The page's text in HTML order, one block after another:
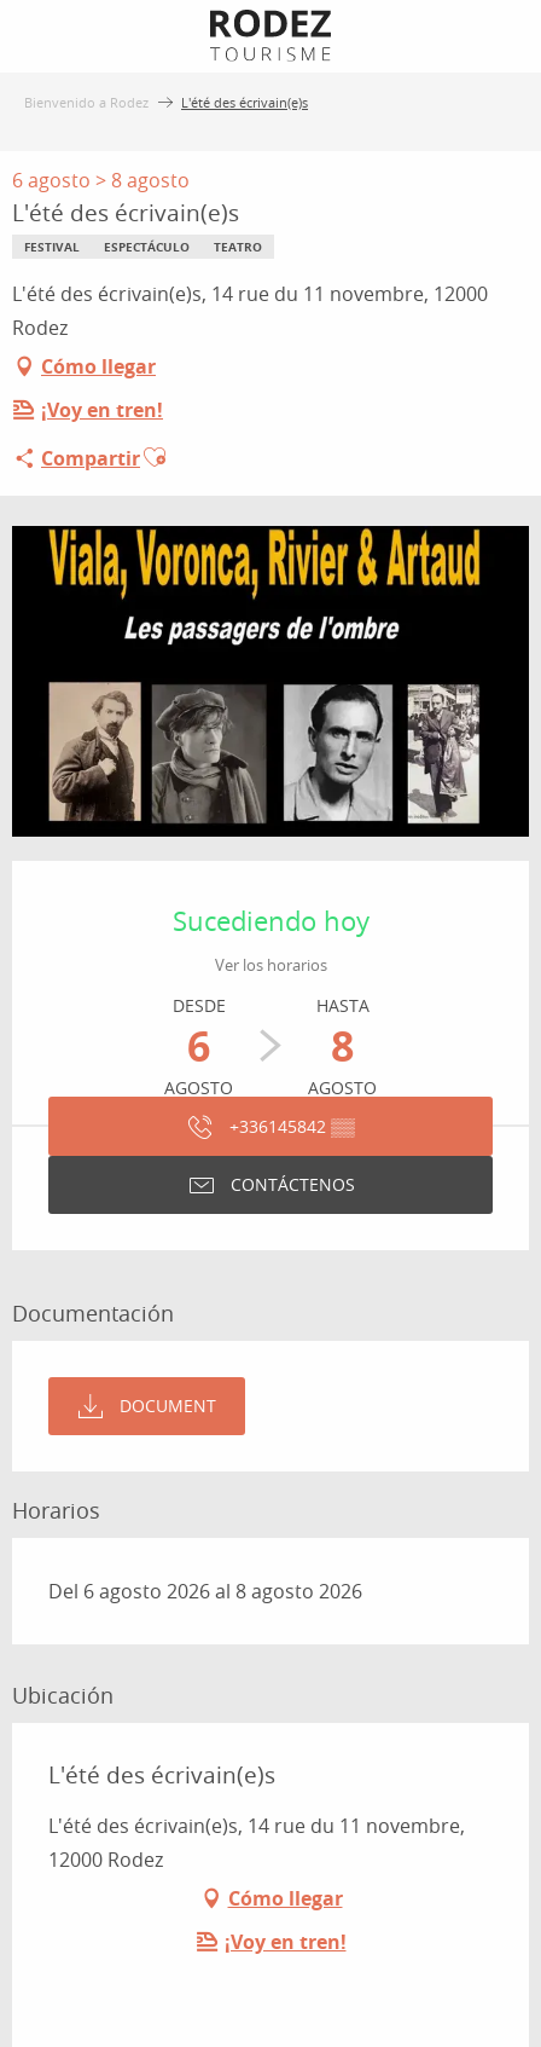
Bienvenido a Rodez L'été des écrivain(e)s
6 agosto > 8 agosto
L'été des écrivain(e)s
FESTIVAL ESPECTÁCULO TEATRO
L'été des écrivain(e)s, 14 rue du 11 novembre, 12000
Rodez
Cómo llegar
¡Voy en tren!
CompartirAjouter aux favoris
Sucediendo hoy
Ver los horarios
DESDE
6
AGOSTO
HASTA
8
AGOSTO
+336145842 ▒▒
CONTÁCTENOS
Documentación
DOCUMENT
Horarios
Del 6 agosto 2026 al 8 agosto 2026
Ubicación
L'été des écrivain(e)s
L'été des écrivain(e)s, 14 rue du 11 novembre,
12000 Rodez
Cómo llegar
¡Voy en tren!